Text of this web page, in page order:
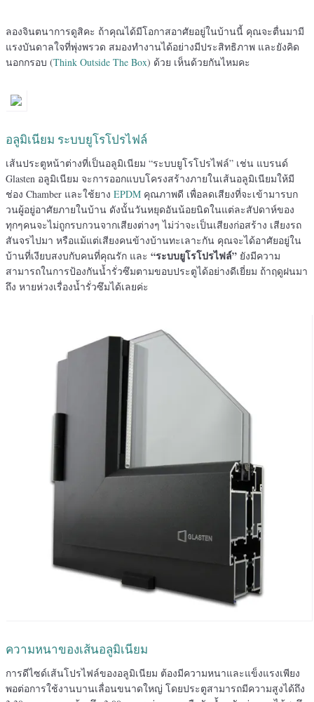
ลองจินตนาการดูสิคะ ถ้าคุณได้มีโอกาสอาศัยอยู่ในบ้านนี้ คุณจะตื่นมามี
แรงบันดาลใจที่พุ่งพรวด สมองทำงานได้อย่างมีประสิทธิภาพ และยังคิด
นอกกรอบ (Think Outside The Box) ด้วย เห็นด้วยกันไหมคะ
อลูมิเนียม ระบบยูโรโปรไฟล์
เส้นประตูหน้าต่างที่เป็นอลูมิเนียม “ระบบยูโรโปรไฟล์” เช่น แบรนด์
Glasten อลูมิเนียม จะการออกแบบโครงสร้างภายในเส้นอลูมิเนียมให้มี
ช่อง Chamber และใช้ยาง EPDM คุณภาพดี เพื่อลดเสียงที่จะเข้ามารบก
วนผู้อยู่อาศัยภายในบ้าน ดังนั้นวันหยุดอันน้อยนิดในแต่ละสัปดาห์ของ
ทุกๆคนจะไม่ถูกรบกวนจากเสียงต่างๆ ไม่ว่าจะเป็นเสียงก่อสร้าง เสียงรถ
สันจรไปมา หรือแม้แต่เสียงคนข้างบ้านทะเลาะกัน คุณจะได้อาศัยอยู่ใน
บ้านที่เงียบสงบกับคนที่คุณรัก และ “ระบบยูโรโปรไฟล์” ยังมีความ
สามารถในการป้องกันน้ำรั่วซึมตามขอบประตูได้อย่างดีเยี่ยม ถ้าฤดูฝนมา
ถึง หายห่วงเรื่องน้ำรั่วซึมได้เลยค่ะ
ความหนาของเส้นอลูมิเนียม
การดีไซด์เส้นโปรไฟล์ของอลูมิเนียม ต้องมีความหนาและแข็งแรงเพียง
พอต่อการใช้งานบานเลื่อนขนาดใหญ่ โดยประตูสามารถมีความสูงได้ถึง